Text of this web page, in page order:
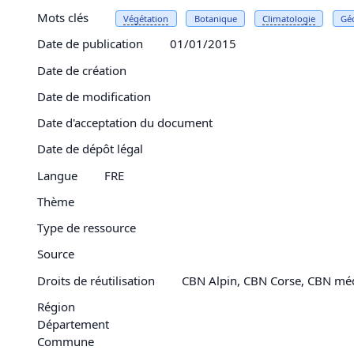
Mots clés
Végétation Botanique Climatologie
Date de publication
01/01/2015
Date de création
Date de modification
Date d'acceptation du document
Date de dépôt légal
Langue
FRE
Thème
Type de ressource
Source
Droits de réutilisation
CBN Alpin, CBN Corse, CBN
Région
Département
Commune